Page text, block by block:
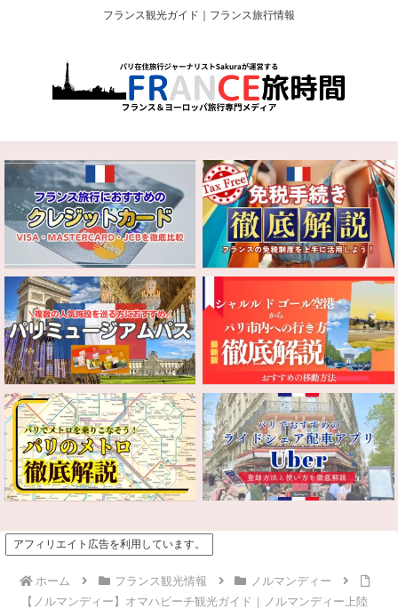
フランス観光ガイド｜フランス旅行情報
アフィリエイト広告を利用しています。
ホーム フランス観光情報
ノルマンディー
【ノルマンディー】オマハビーチ観光ガイド｜ノルマンディー上陸